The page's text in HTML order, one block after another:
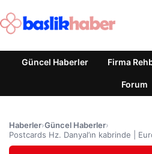
Güncel Haberler Firma
Forum
Haberler›Güncel Haberler›
Postcards Hz. Danyal’ın kabrinde |